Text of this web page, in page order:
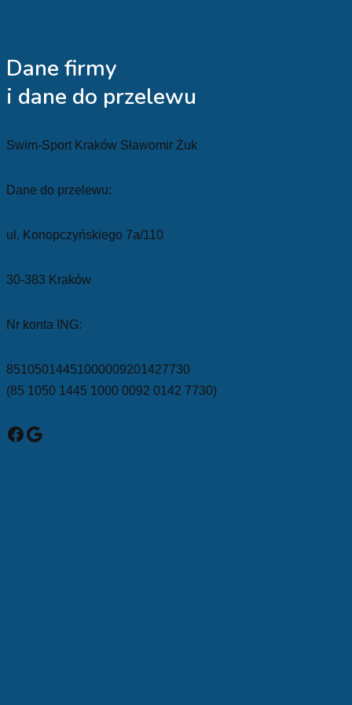
Dane firmy
i dane do przelewu
Swim-Sport Kraków Sławomir Żuk
Dane do przelewu:
ul. Konopczyńskiego 7a/110
30-383 Kraków
Nr konta ING:
85105014451000009201427730
(85 1050 1445 1000 0092 0142 7730)